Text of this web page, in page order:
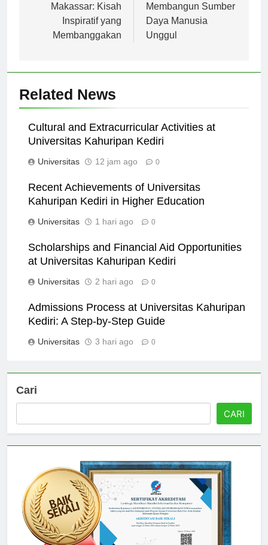
Makassar: Kisah
Inspiratif yang
Membanggakan
Membangun Sumber
Daya Manusia
Unggul
Related News
Cultural and Extracurricular Activities at
Universitas Kahuripan Kediri
Universitas 12 jam ago 0
Recent Achievements of Universitas
Kahuripan Kediri in Higher Education
Universitas 1 hari ago 0
Scholarships and Financial Aid Opportunities
at Universitas Kahuripan Kediri
Universitas 2 hari ago 0
Admissions Process at Universitas Kahuripan
Kediri: A Step-by-Step Guide
Universitas 3 hari ago 0
Cari
CARI